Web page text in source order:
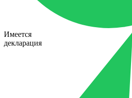
Имеется
декларация